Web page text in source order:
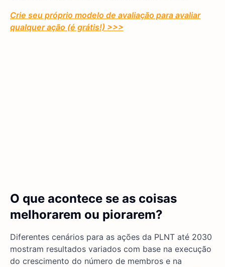
Crie seu próprio modelo de avaliação para avaliar
qualquer ação (é grátis!) >>>
O que acontece se as coisas
melhorarem ou piorarem?
Diferentes cenários para as ações da PLNT até 2030
mostram resultados variados com base na execução
do crescimento do número de membros e na